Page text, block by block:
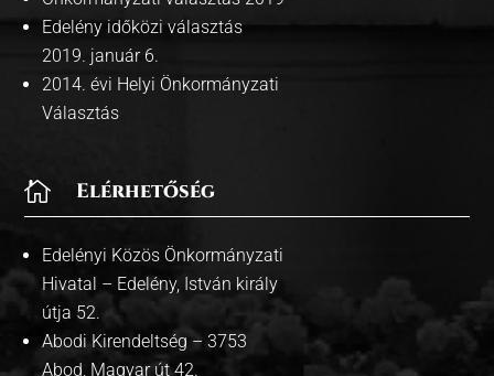
Edelény időközi választás
2019. január 6.
2014. évi Helyi Önkormányzati
Választás
 Elérhetőség
Edelényi Közös Önkormányzati
Hivatal – Edelény, István király
útja 52.
Abodi Kirendeltség – 3753
Abod, Magyar út 42.